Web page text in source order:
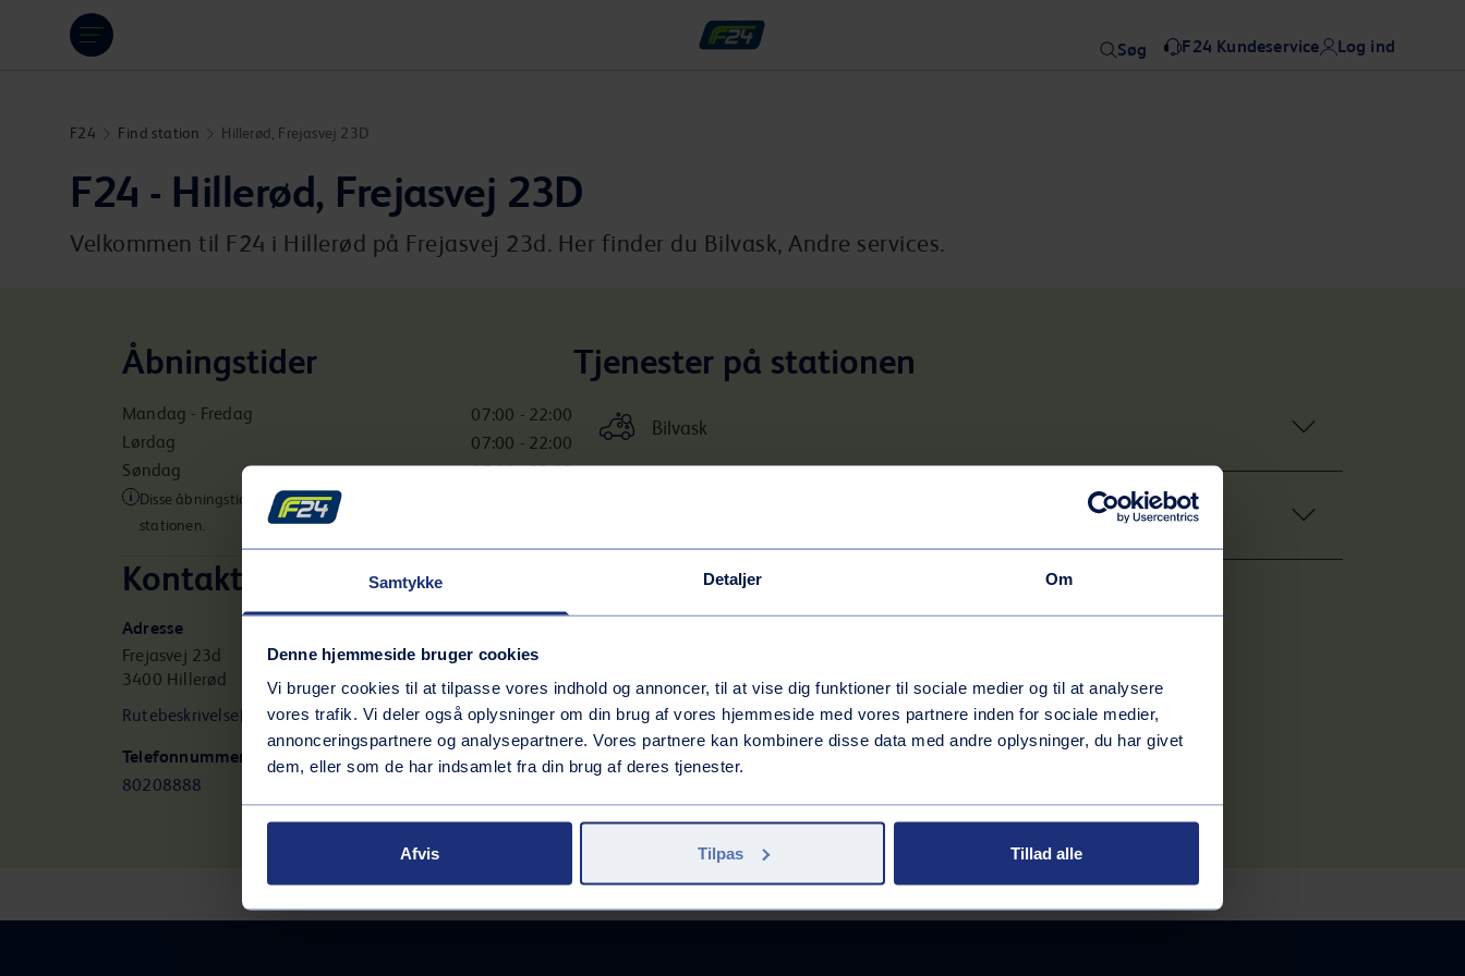
Samtykke Detaljer Om
Denne hjemmeside bruger cookies
Vi bruger cookies til at tilpasse vores indhold og annoncer, til at vise dig funktioner til sociale medier og til at analysere
vores trafik. Vi deler også oplysninger om din brug af vores hjemmeside med vores partnere inden for sociale medier,
annonceringspartnere og analysepartnere. Vores partnere kan kombinere disse data med andre oplysninger, du har givet
dem, eller som de har indsamlet fra din brug af deres tjenester.
Afvis Tilpas Tillad alle
Hoppa över länk
Søg F24 Kundeservice Log ind
F24 Find station Hillerød, Frejasvej 23D
F24 - Hillerød, Frejasvej 23D
Velkommen til F24 i Hillerød på Frejasvej 23d. Her finder du Bilvask, Andre services.
Åbningstider
Mandag - Fredag
07:00 - 22:00
Lørdag
07:00 - 22:00
Søndag
07:00 - 22:00
Disse åbningstider gælder muligvis ikke for alle services på
stationen.
Kontaktinformation
Adresse
Frejasvej 23d
3400 Hillerød
Rutebeskrivelse
Telefonnummer
80208888
Tjenester på stationen
Bilvask
Inkluderede services
Vask med appen